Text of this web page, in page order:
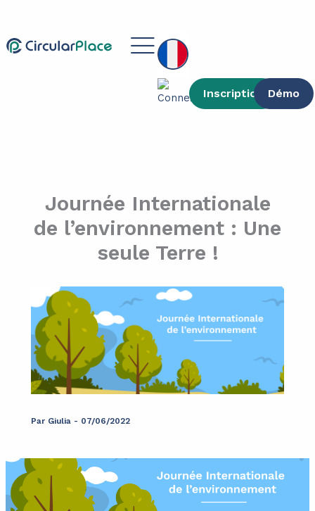
contenu
Main
Menu
Inscription Démo
Journée Internationale
de l’environnement : Une
seule Terre !
Par Giulia - 07/06/2022